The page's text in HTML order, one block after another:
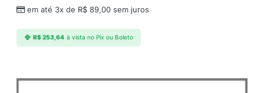
em até 3x de R$ 89,00 sem juros
R$253,64 à vista no Pix ou Boleto